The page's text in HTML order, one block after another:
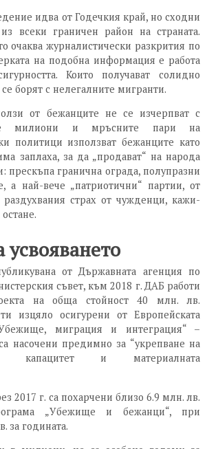
идва от Годечкия край, но сходни
всеки граничен район на страната.
очаква журналистически разкрития по
на подобна информация е работа
Които получават солидно
борят с нелегалните мигранти.
от бежанците не се изчерпват с
милиони и мръсните пари на
политици използват бежанците като
заплаха, за да „продават“ на народа
прескъпа гранична ограда, полупразни
а най-вече „патриотични“ партии, от
страх от чужденци, кажи-
от Държавната агенция по
съвет, към 2018 г. ДАБ работи
на обща стойност 40 млн. лв.
изцяло осигурени от Европейската
миграция и интеграция“ –
насочени предимно за “укрепване на
капацитет и материалната
2017 г. са похарчени близо 6.9 млн. лв.
„Убежище и бежанци“, при
за годината.